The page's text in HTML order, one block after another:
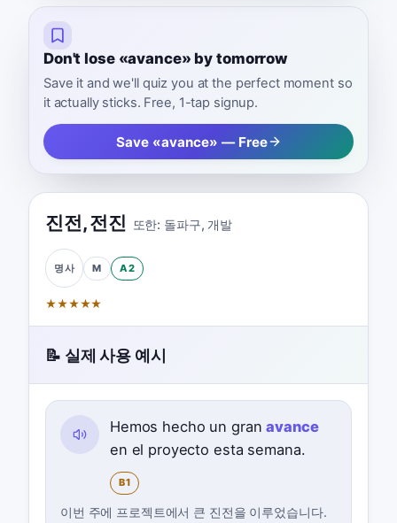
Don't lose «avance» by tomorrow
Save it and we'll quiz you at the perfect moment so
it actually sticks. Free, 1-tap signup.
Save «avance» — Free
진전,전진 또한: 돌파구, 개발
명사 M A2
★★★★★
📝 실제 사용 예시
Hemos hecho un granavance
en el proyecto esta semana.
B1
이번 주에 프로젝트에서 큰 진전을 이루었습니다.